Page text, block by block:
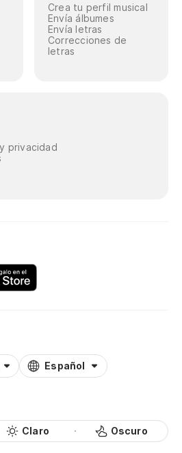
Crea tu perfil musical
Envía álbumes
Envía letras
Correcciones de
letras
privacidad
Español
Claro Oscuro